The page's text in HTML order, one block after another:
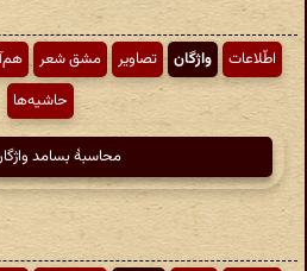
اطّلاعات واژگان تصاویر مشق شعر
حاشیه‌ها
محاسبهٔ بسامد